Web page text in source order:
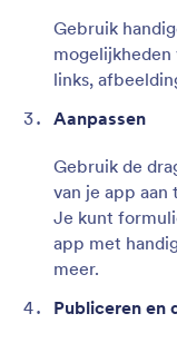
Gebruik
links,
Aanpassen
Gebruik de
van je app aan
Je kunt
app met
meer.
Publiceren en